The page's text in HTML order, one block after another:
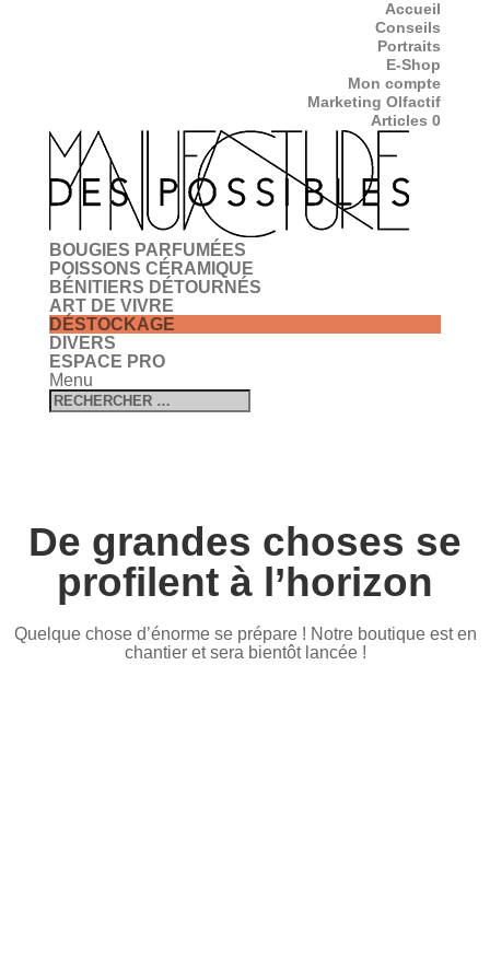
Accueil
Conseils
Portraits
E-Shop
Mon compte
Marketing Olfactif
Articles 0
BOUGIES PARFUMÉES
POISSONS CÉRAMIQUE
BÉNITIERS DÉTOURNÉS
ART DE VIVRE
DÉSTOCKAGE
DIVERS
ESPACE PRO
Menu
De grandes choses se
profilent à l’horizon
Quelque chose d’énorme se prépare ! Notre boutique est en
chantier et sera bientôt lancée !